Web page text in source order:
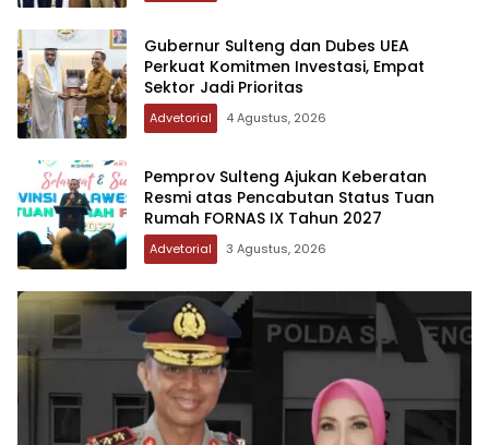
Gubernur Sulteng dan Dubes UEA
Perkuat Komitmen Investasi, Empat
Sektor Jadi Prioritas
Advetorial 4 Agustus, 2026
Pemprov Sulteng Ajukan Keberatan
Resmi atas Pencabutan Status Tuan
Rumah FORNAS IX Tahun 2027
Advetorial 3 Agustus, 2026